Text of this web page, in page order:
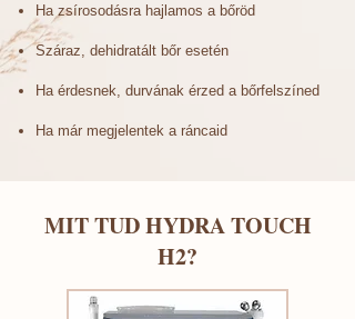
Ha zsírosodásra hajlamos a bőröd
Száraz, dehidratált bőr esetén
Ha érdesnek, durvának érzed a bőrfelszíned
Ha már megjelentek a ráncaid
MIT TUD HYDRA TOUCH
H2?